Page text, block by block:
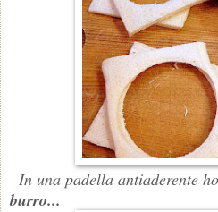
In una padella antiaderente
burro...